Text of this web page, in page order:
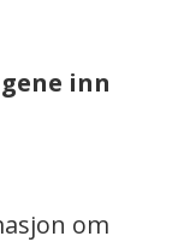
inn
om